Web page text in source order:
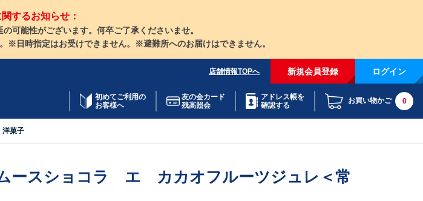
するお知らせ：
可能性がございます。何卒ご了承くださいませ。
※日時指定はお受けできません。※避難所へのお届けはできません。
店舗情報TOPへ 新規会員登録 ログイン
初めてご利用の
お客様へ
友の会カード
残高照会
アドレス帳を
確認する
お買い物かご 0
洋菓子
ースショコラ エ カカオフルーツジュレ＜常